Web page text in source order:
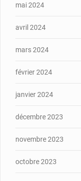
mai 2024
avril 2024
mars 2024
février 2024
janvier 2024
décembre 2023
novembre 2023
octobre 2023